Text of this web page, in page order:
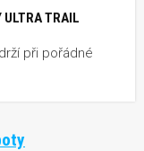
ULTRA TRAIL
při pořádné